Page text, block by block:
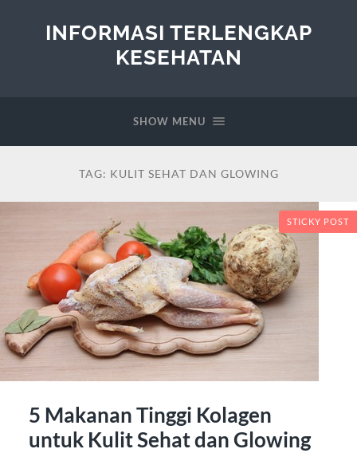
INFORMASI TERLENGKAP
KESEHATAN
SHOW MENU
TAG: KULIT SEHAT DAN GLOWING
STICKY POST
5 Makanan Tinggi Kolagen
untuk Kulit Sehat dan Glowing